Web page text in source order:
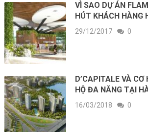
VÌ SAO DỰ ÁN
HÚT KHÁCH HÀNG
29/12/2017 0
D’CAPITALE VÀ
HỘ ĐA NĂNG TẠI
16/03/2018 0